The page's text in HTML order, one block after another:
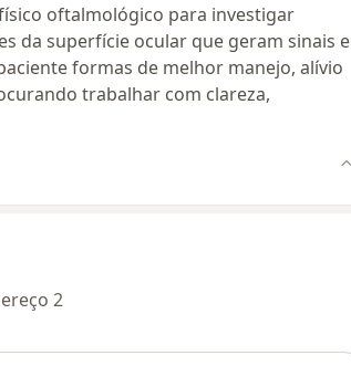
oftalmológico para investigar
da superfície ocular que geram sinais e
formas de melhor manejo, alívio
trabalhar com clareza,
2